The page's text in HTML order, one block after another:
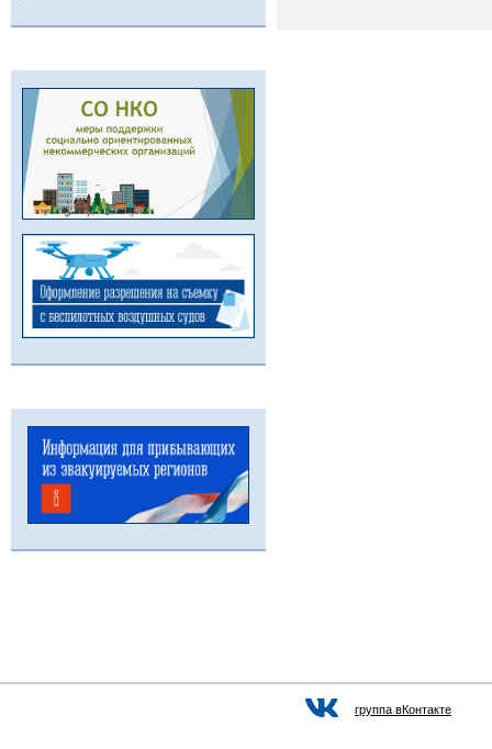
группа вКонтакте